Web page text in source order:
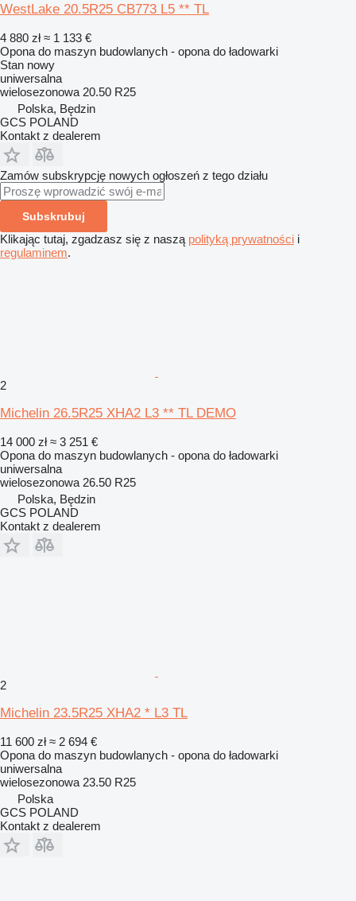
WestLake 20.5R25 CB773 L5 ** TL
4 880 zł ≈ 1 133 €
Opona do maszyn budowlanych - opona do ładowarki
Stan nowy
uniwersalna
wielosezonowa 20.50 R25
Polska, Będzin
GCS POLAND
Kontakt z dealerem
Zamów subskrypcję nowych ogłoszeń z tego działu
Subskrubuj
Klikając tutaj, zgadzasz się z naszą polityką prywatności i
regulaminem.
2
Michelin 26.5R25 XHA2 L3 ** TL DEMO
14 000 zł ≈ 3 251 €
Opona do maszyn budowlanych - opona do ładowarki
uniwersalna
wielosezonowa 26.50 R25
Polska, Będzin
GCS POLAND
Kontakt z dealerem
2
Michelin 23.5R25 XHA2 * L3 TL
11 600 zł ≈ 2 694 €
Opona do maszyn budowlanych - opona do ładowarki
uniwersalna
wielosezonowa 23.50 R25
Polska
GCS POLAND
Kontakt z dealerem